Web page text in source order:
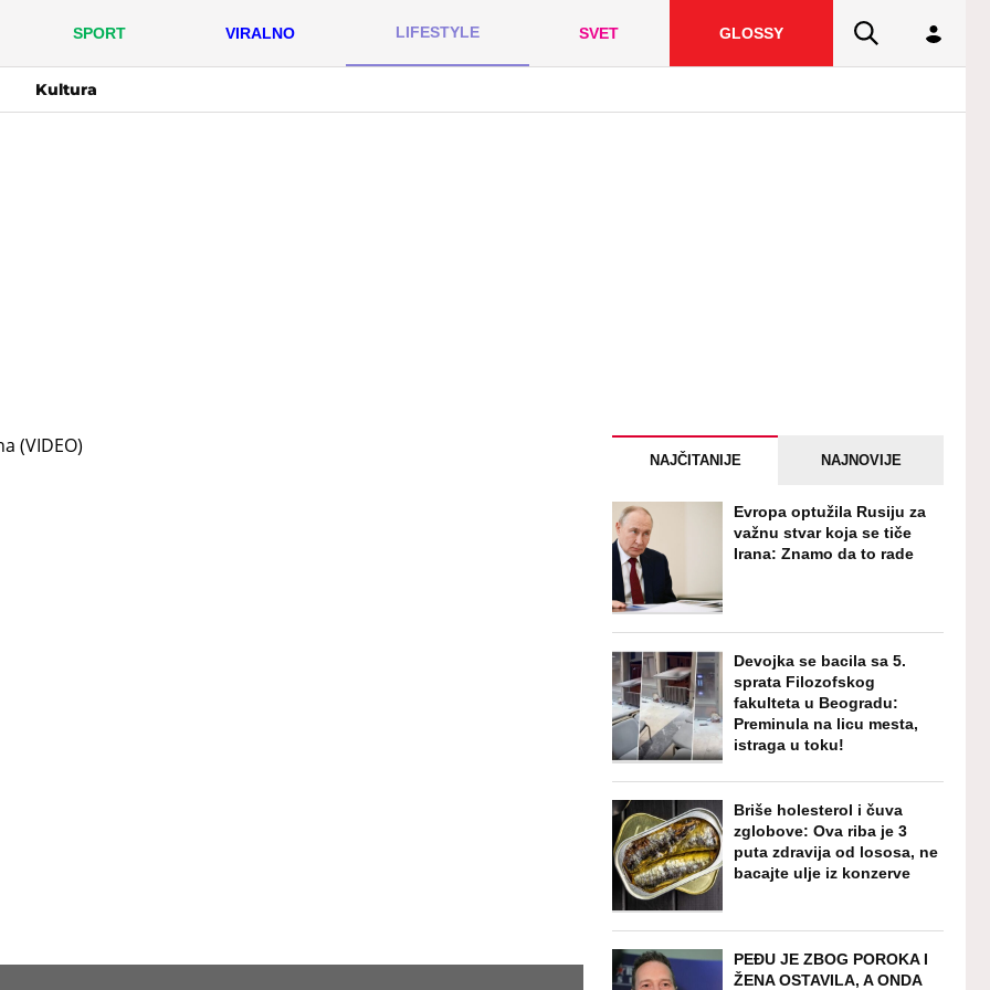
SPORT VIRALNO LIFESTYLE SVET GLOSSY
Kultura
NAJČITANIJE NAJNOVIJE
Evropa optužila Rusiju za
važnu stvar koja se tiče
Irana: Znamo da to rade
Devojka se bacila sa 5.
sprata Filozofskog
fakulteta u Beogradu:
Preminula na licu mesta,
istraga u toku!
Briše holesterol i čuva
zglobove: Ova riba je 3
puta zdravija od lososa, ne
bacajte ulje iz konzerve
PEĐU JE ZBOG POROKA I
ŽENA OSTAVILA, A ONDA